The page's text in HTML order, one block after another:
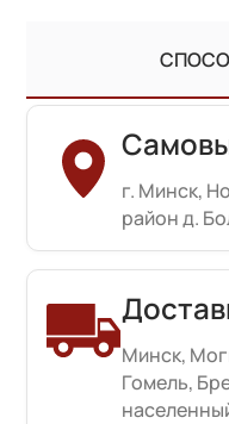
г. Минск,
район д.
Минск,
Гомель,